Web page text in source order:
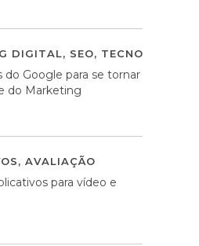
DIGITAL, SEO, TECNOLOGIA
do Google para se tornar
do Marketing
, AVALIAÇÃO
para vídeo e